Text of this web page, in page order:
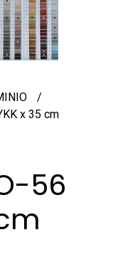
x 35 cm
56